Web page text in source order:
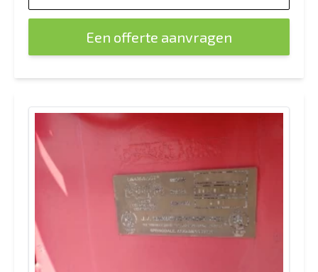
Een offerte aanvragen